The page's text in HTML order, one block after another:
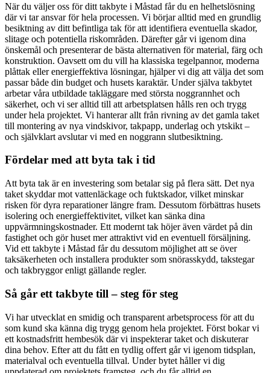
När du väljer oss för ditt takbyte i Måstad får du en helhetslösning
där vi tar ansvar för hela processen. Vi börjar alltid med en grundlig
besiktning av ditt befintliga tak för att identifiera eventuella skador,
slitage och potentiella riskområden. Därefter går vi igenom dina
önskemål och presenterar de bästa alternativen för material, färg och
konstruktion. Oavsett om du vill ha klassiska tegelpannor, moderna
plåttak eller energieffektiva lösningar, hjälper vi dig att välja det som
passar både din budget och husets karaktär. Under själva takbytet
arbetar våra utbildade takläggare med största noggrannhet och
säkerhet, och vi ser alltid till att arbetsplatsen hålls ren och trygg
under hela projektet. Vi hanterar allt från rivning av det gamla taket
till montering av nya vindskivor, takpapp, underlag och ytskikt –
och självklart avslutar vi med en noggrann slutbesiktning.
Fördelar med att byta tak i tid
Att byta tak är en investering som betalar sig på flera sätt. Det nya
taket skyddar mot vattenläckage och fuktskador, vilket minskar
risken för dyra reparationer längre fram. Dessutom förbättras husets
isolering och energieffektivitet, vilket kan sänka dina
uppvärmningskostnader. Ett modernt tak höjer även värdet på din
fastighet och gör huset mer attraktivt vid en eventuell försäljning.
Vid ett takbyte i Måstad får du dessutom möjlighet att se över
taksäkerheten och installera produkter som snörasskydd, takstegar
och takbryggor enligt gällande regler.
Så går ett takbyte till – steg för steg
Vi har utvecklat en smidig och transparent arbetsprocess för att du
som kund ska känna dig trygg genom hela projektet. Först bokar vi
ett kostnadsfritt hembesök där vi inspekterar taket och diskuterar
dina behov. Efter att du fått en tydlig offert går vi igenom tidsplan,
materialval och eventuella tillval. Under bytet håller vi dig